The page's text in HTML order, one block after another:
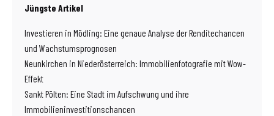
Jüngste Artikel
Investieren in Mödling: Eine genaue Analyse der Renditechancen
und Wachstumsprognosen
Neunkirchen in Niederösterreich: Immobilienfotografie mit Wow-
Effekt
Sankt Pölten: Eine Stadt im Aufschwung und ihre
Immobilieninvestitionschancen